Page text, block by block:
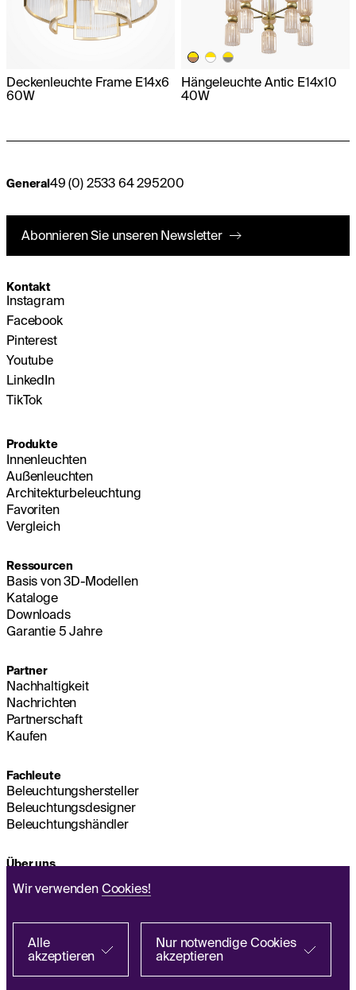
Bei einem Partner suchen
Deckenleuchte Frame E14x6
60W
Hängeleuchte Antic E14x10
40W
Wir verwenden Cookies!
Alle
akzeptieren
Nur notwendige Cookies
akzeptieren
General49 (0) 2533 64 295200
Abonnieren Sie unseren Newsletter
Kontakt
Instagram
Facebook
Pinterest
Youtube
LinkedIn
TikTok
Produkte
Innenleuchten
Außenleuchten
Architekturbeleuchtung
Favoriten
Vergleich
Ressourcen
Basis von 3D-Modellen
Kataloge
Downloads
Garantie 5 Jahre
Partner
Nachhaltigkeit
Nachrichten
Partnerschaft
Kaufen
Fachleute
Beleuchtungshersteller
Beleuchtungsdesigner
Beleuchtungshändler
Über uns
Hauptsitz
Daten